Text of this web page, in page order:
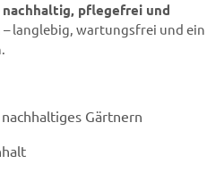
nachhaltig, pflegefrei und
– langlebig, wartungsfrei und ein
Gärtnern